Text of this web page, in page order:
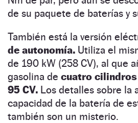
de su paquete de baterías y
También está la versión
de autonomía. Utiliza el
de 190 kW (258 CV), al que
gasolina de cuatro
95 CV. Los detalles sobre la
capacidad de la batería de
también son un misterio.